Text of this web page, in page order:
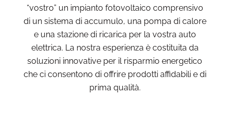
“vostro” un impianto fotovoltaico comprensivo
di un sistema di accumulo, una pompa di calore
e una stazione di ricarica per la vostra auto
elettrica. La nostra esperienza è costituita da
soluzioni innovative per il risparmio energetico
che ci consentono di offrire prodotti affidabili e di
prima qualità.